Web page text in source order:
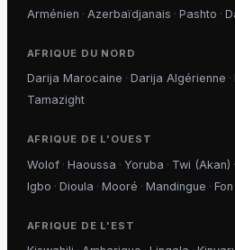
Arménien · Azerbaïdjanais · Pashto ·
AFRIQUE DU NORD
Darija Marocaine · Darija Algérienne ·
Tamazight
AFRIQUE DE L'OUEST
Wolof· Haoussa · Yoruba · Twi (Akan) ·
Igbo · Dioula · Mooré · Mandingue · Fon
AFRIQUE DE L'EST